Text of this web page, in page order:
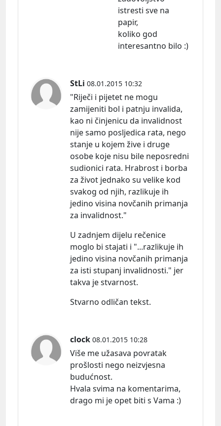
istresti sve na
papir,
koliko god
interesantno bilo :)
StLi 08.01.2015 10:32
"Riječi i pijetet ne mogu
zamijeniti bol i patnju invalida,
kao ni činjenicu da invalidnost
nije samo posljedica rata, nego
stanje u kojem žive i druge
osobe koje nisu bile neposredni
sudionici rata. Hrabrost i borba
za život jednako su velike kod
svakog od njih, razlikuje ih
jedino visina novčanih primanja
za invalidnost."
U zadnjem dijelu rečenice
moglo bi stajati i "...razlikuje ih
jedino visina novčanih primanja
za isti stupanj invalidnosti." jer
takva je stvarnost.
Stvarno odličan tekst.
clock 08.01.2015 10:28
Više me užasava povratak
prošlosti nego neizvjesna
budućnost.
Hvala svima na komentarima,
drago mi je opet biti s Vama :)